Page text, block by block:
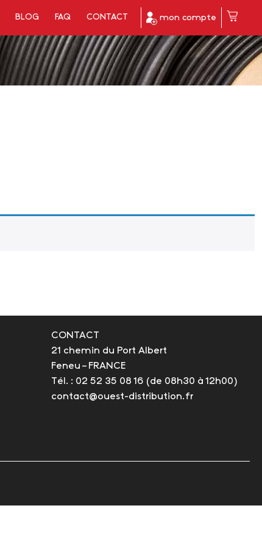
BLOG FAQ CONTACT mon compte
CONTACT
21 chemin du Port Albert
Feneu – FRANCE
Tél. : 02 52 35 08 16 (de 08h30 à 12h00)
contact@ouest-distribution.fr